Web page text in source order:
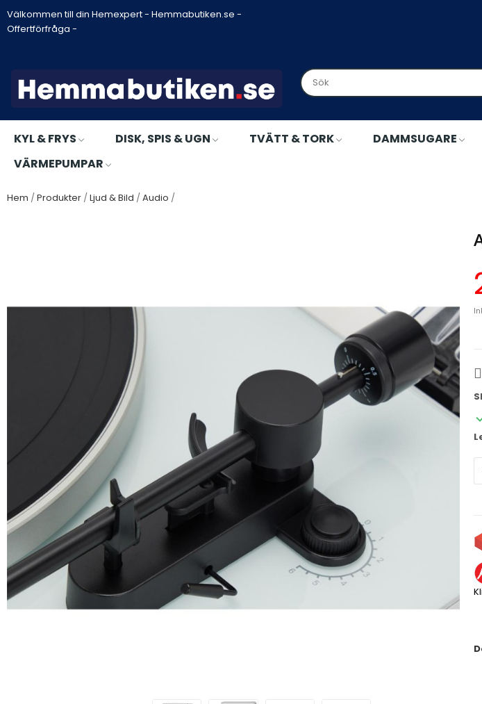
Välkommen till din Hemexpert - Hemmabutiken.se -
Offertförfråga -
KYL & FRYS DISK, SPIS & UGN TVÄTT & TORK DAMMSUGARE
VÄRMEPUMPAR
Hem Produkter Ljud & Bild Audio